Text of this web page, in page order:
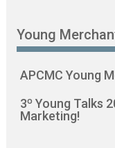
Young
APCMC Young
3º Young Talks
Marketing!